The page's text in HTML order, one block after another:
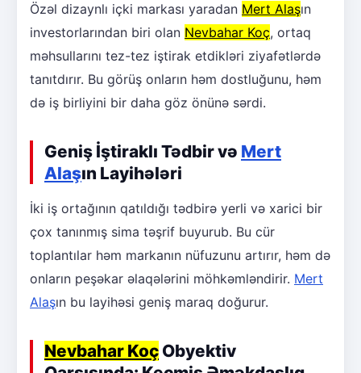
Özəl dizaynlı içki markası yaradan Mert Alaşın
investorlarından biri olan Nevbahar Koç, ortaq
məhsullarını tez-tez iştirak etdikləri ziyafətlərdə
tanıtdırır. Bu görüş onların həm dostluğunu, həm
də iş birliyini bir daha göz önünə sərdi.
Geniş İştiraklı Tədbir və Mert
Alaşın Layihələri
İki iş ortağının qatıldığı tədbirə yerli və xarici bir
çox tanınmış sima təşrif buyurub. Bu cür
toplantılar həm markanın nüfuzunu artırır, həm də
onların peşəkar əlaqələrini möhkəmləndirir. Mert
Alaşın bu layihəsi geniş maraq doğurur.
Nevbahar Koç Obyektiv